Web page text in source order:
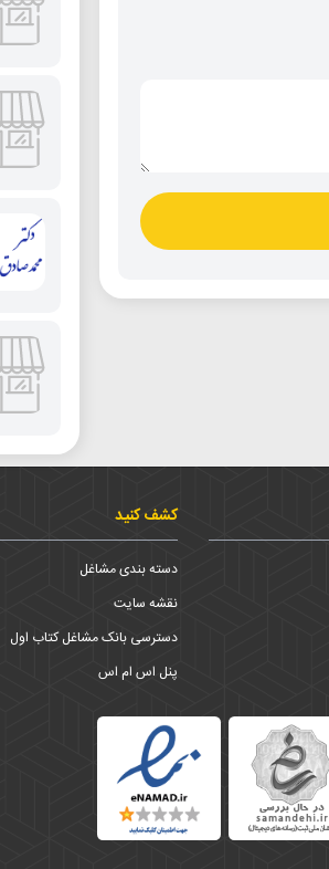
کشف کنید
دسته بندی مشاغل
نقشه سایت
دسترسی بانک مشاغل کتاب اول
پنل اس ام اس